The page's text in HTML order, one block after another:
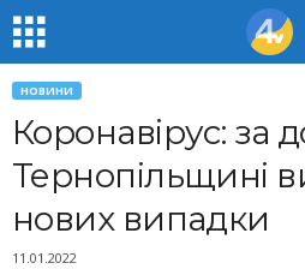
НОВИНИ
Коронавірус: за
Тернопільщині
нових випадки
11.01.2022